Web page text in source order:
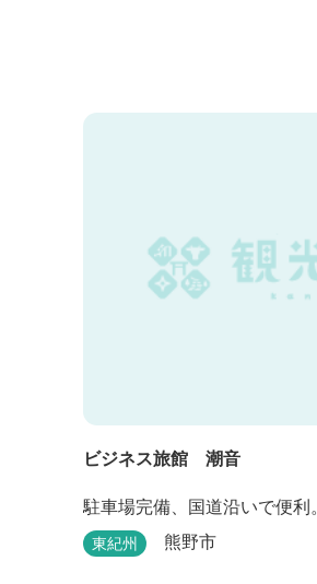
ビジネス旅館 潮音
駐車場完備、国道沿いで便利。
東紀州 熊野市